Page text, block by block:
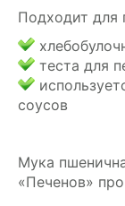
Подходит для
теста для
соусов
Мука
«Печенов»